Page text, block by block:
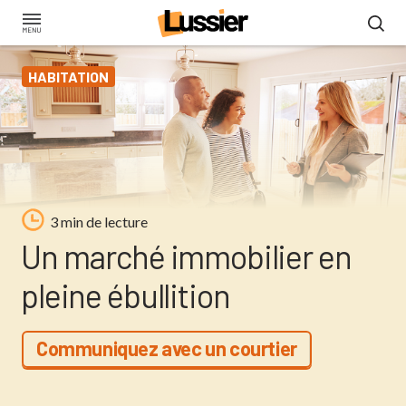
Aller
contenu
principalHABITATION
3 min de lecture
Un marché immobilier en
pleine ébullition
Communiquez avec un courtier